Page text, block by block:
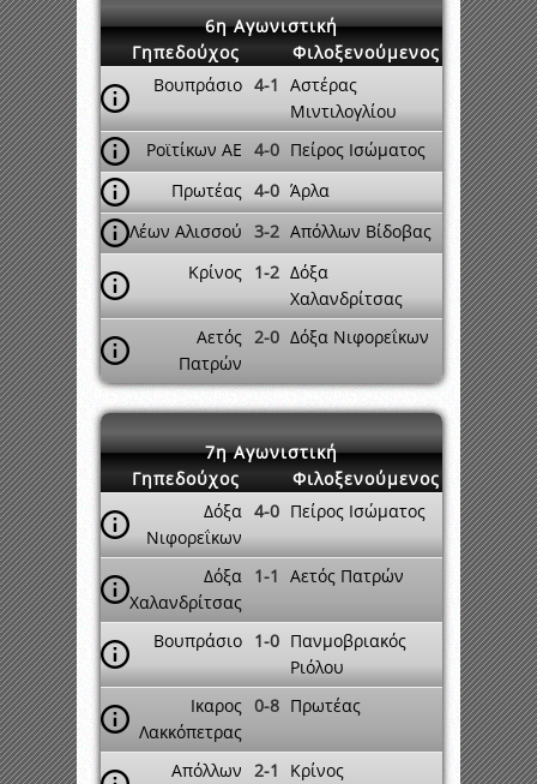
6η Αγωνιστική
Γηπεδούχος
Φιλοξενούμενος
Βουπράσιο 4-1 Αστέρας
Μιντιλογλίου
Ροϊτίκων ΑΕ 4-0 Πείρος Ισώματος
Πρωτέας 4-0 Άρλα
Λέων Αλισσού 3-2 Απόλλων Βίδοβας
Κρίνος 1-2 Δόξα
Χαλανδρίτσας
Αετός
Πατρών
2-0 Δόξα Νιφορεΐκων
7η Αγωνιστική
Γηπεδούχος
Φιλοξενούμενος
Δόξα
Νιφορεΐκων
4-0 Πείρος Ισώματος
Δόξα
Χαλανδρίτσας
1-1 Αετός Πατρών
Βουπράσιο 1-0 Πανμοβριακός
Ριόλου
Ικαρος
Λακκόπετρας
0-8 Πρωτέας
Απόλλων 2-1 Κρίνος